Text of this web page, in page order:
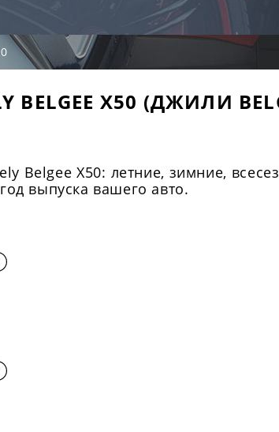
BELGEE X50 (ДЖИЛИ
Belgee X50: летние, зимние,
выпуска вашего авто.